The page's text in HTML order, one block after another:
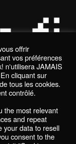
offrir
vos préférences
n'utilisera JAMAIS
cliquant sur
tous les cookies.
contrôlé.
the most relevant
and repeat
your data to resell
consent to the